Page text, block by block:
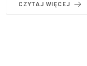
CZYTAJ WIĘCEJ